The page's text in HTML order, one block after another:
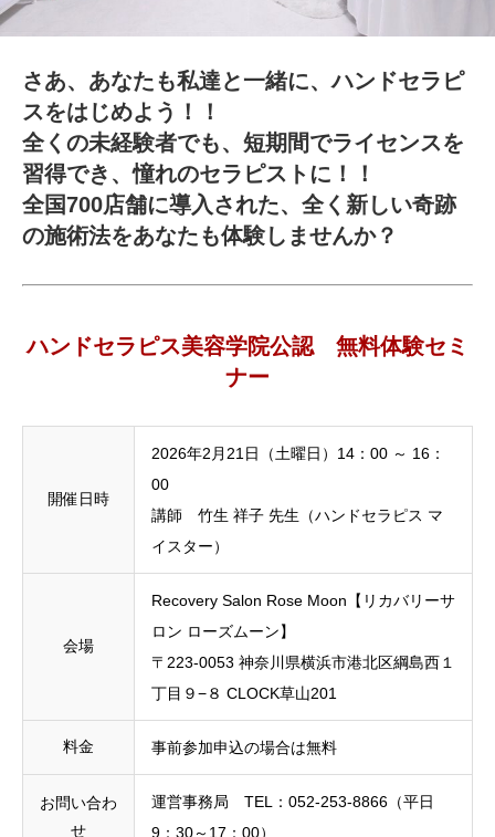
さあ、あなたも私達と一緒に、ハンドセラピ
スをはじめよう！！
全くの未経験者でも、短期間でライセンスを
習得でき、憧れのセラピストに！！
全国700店舗に導入された、全く新しい奇跡
の施術法をあなたも体験しませんか？
ハンドセラピス美容学院公認 無料体験セミ
ナー
開催日時
2026年2月21日（土曜日）14：00 ～ 16：
00
講師 竹生 祥子 先生（ハンドセラピス マ
イスター）
会場
Recovery Salon Rose Moon【リカバリーサ
ロン ローズムーン】
〒223-0053 神奈川県横浜市港北区綱島西１
丁目９−８ CLOCK草山201
料金 事前参加申込の場合は無料
お問い合わ
せ
運営事務局 TEL：052-253-8866（平日
9：30～17：00）